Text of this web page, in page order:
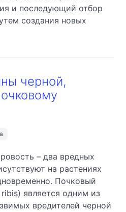
и последующий отбор
создания новых
черной,
– два вредных
на растениях
Почковый
является одним из
вредителей черной